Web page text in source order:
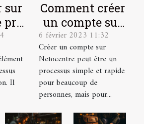
sur
?
Il
Comment créer
un compte sur
Netocentre ?
6 février 2023 11:32
Créer un compte sur
Netocentre peut être un
processus simple et rapide
pour beaucoup de
personnes, mais pour...